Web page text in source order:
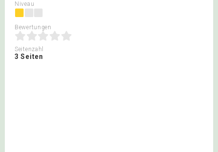
Niveau
Bewertungen
Seitenzahl
3 Seiten